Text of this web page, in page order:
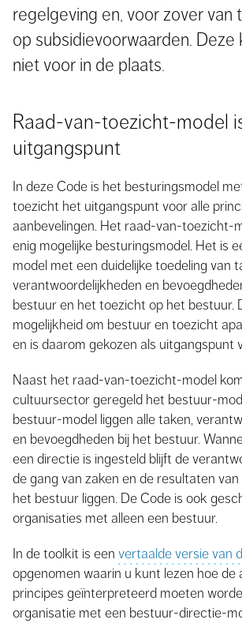
regelgeving en, voor zover van
op subsidievoorwaarden. Deze
niet voor in de plaats.
Raad-van-toezicht-model
uitgangspunt
In deze Code is het besturingsmodel
toezicht het uitgangspunt voor alle
aanbevelingen. Het raad-van-toezicht-
enig mogelijke besturingsmodel. Het is
model met een duidelijke toedeling van
verantwoordelijkheden en
bestuur en het toezicht op het bestuur.
mogelijkheid om bestuur en toezicht
en is daarom gekozen als uitgangspunt
Naast het raad-van-toezicht-model
cultuursector geregeld het bestuur-
bestuur-model liggen alle taken,
en bevoegdheden bij het bestuur.
een directie is ingesteld blijft de
de gang van zaken en de resultaten
het bestuur liggen. De Code is ook
organisaties met alleen een bestuur.
In de toolkit is een vertaalde versie van
opgenomen waarin u kunt lezen hoe de
principes geïnterpreteerd moeten
organisatie met een bestuur-directie-